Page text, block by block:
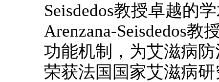
Seisdedos教授卓越的
Arenzana-Seisdedos
功能机制，为艾滋病
荣获法国国家艾滋病